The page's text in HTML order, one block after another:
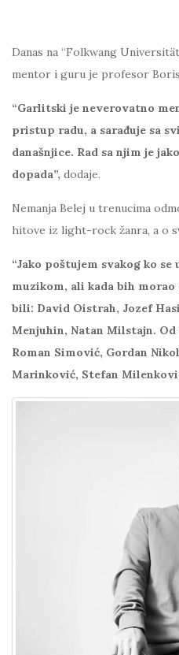
Danas na “Folkwang
mentor i guru je profesor
“Garlitski je neverovatno
pristup radu, a sarađuje sa
današnjice. Rad sa njim je
dopada”, dodaje.
Nemanja Belej u trenucima
hitove iz light-rock žanra, a o
“Jako poštujem svakog ko
muzikom, ali kada bih
bili: David Oistrah, Jozef
Menjuhin, Natan Milstajn.
Roman Simović, Gordan
Marinković, Stefan